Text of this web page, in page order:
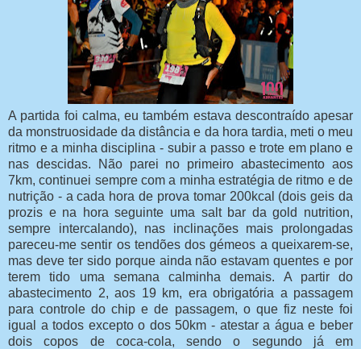
A partida foi calma, eu também estava descontraído apesar
da monstruosidade da distância e da hora tardia, meti o meu
ritmo e a minha disciplina - subir a passo e trote em plano e
nas descidas. Não parei no primeiro abastecimento aos
7km, continuei sempre com a minha estratégia de ritmo e de
nutrição - a cada hora de prova tomar 200kcal (dois geis da
prozis e na hora seguinte uma salt bar da gold nutrition,
sempre intercalando), nas inclinações mais prolongadas
pareceu-me sentir os tendões dos gémeos a queixarem-se,
mas deve ter sido porque ainda não estavam quentes e por
terem tido uma semana calminha demais. A partir do
abastecimento 2, aos 19 km, era obrigatória a passagem
para controle do chip e de passagem, o que fiz neste foi
igual a todos excepto o dos 50km - atestar a água e beber
dois copos de coca-cola, sendo o segundo já em